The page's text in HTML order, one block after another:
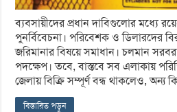
ব্যবসায়ীদের প্রধান দাবিগুলোর মধ্যে
পুনর্বিবেচনা। পরিবেশক ও ডিলারদের
জরিমানার বিষয়ে সমাধান। চলমান
পদক্ষেপ। তবে, বাস্তবে সব এলাকায়
জেলায় বিক্রি সম্পূর্ণ বন্ধ থাকলেও, অন্য
বিস্তারিত পড়ুন